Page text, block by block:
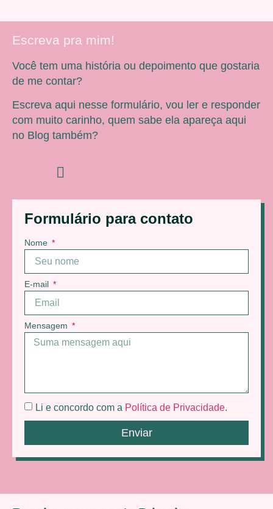
Formulário para contato
Nome
E-mail
Mensagem
Li e concordo com a Política de Privacidade.
Enviar
Escreva pra mim!
Você tem uma história ou depoimento que gostaria
de me contar?
Escreva aqui nesse formulário, vou ler e responder
com muito carinho, quem sabe ela apareça aqui
no Blog também?